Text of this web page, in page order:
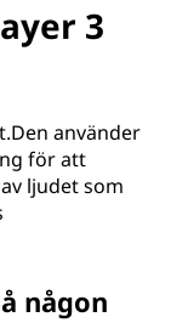
3
använder
för att
ljudet som
någon